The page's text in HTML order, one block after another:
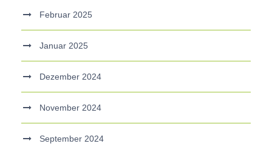
Februar 2025
Januar 2025
Dezember 2024
November 2024
September 2024